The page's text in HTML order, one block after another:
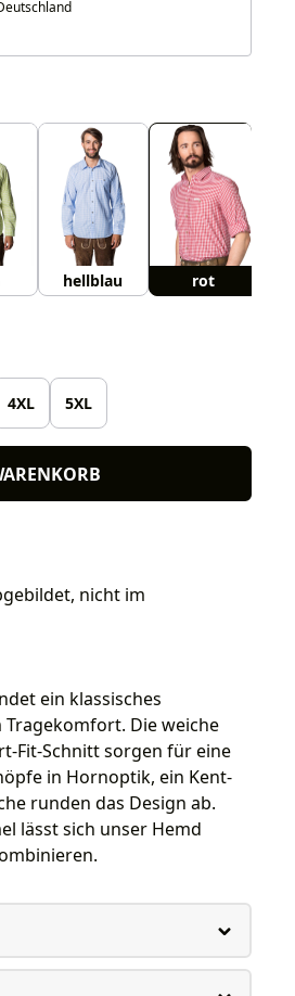
hellblau rot
4XL 5XL
nicht im
ein klassisches
Die weiche
Fit-Schnitt sorgen für eine
in Hornoptik, ein Kent-
runden das Design ab.
lässt sich unser Hemd